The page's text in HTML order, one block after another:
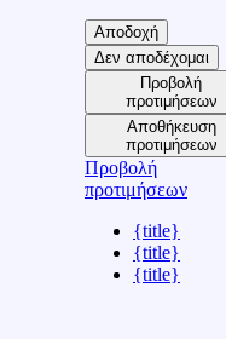
Αποδοχή
Δεν αποδέχομαι
Προβολή
προτιμήσεων
Αποθήκευση
προτιμήσεων
Προβολή
προτιμήσεων
{title}
{title}
{title}